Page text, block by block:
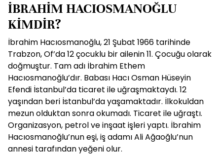
İBRAHİM HACIOSMANOĞLU
KİMDİR?
İbrahim Hacıosmanoğlu, 21 Şubat 1966 tarihinde
Trabzon, Of’da 12 çocuklu bir ailenin 11. Çocuğu olarak
doğmuştur. Tam adı İbrahim Ethem
Hacıosmanoğlu’dır. Babası Hacı Osman Hüseyin
Efendi İstanbul’da ticaret ile uğraşmaktaydı. 12
yaşından beri İstanbul’da yaşamaktadır. İlkokuldan
mezun olduktan sonra okumadı. Ticaret ile uğraştı.
Organizasyon, petrol ve inşaat işleri yaptı. İbrahim
Hacıosmanoğlu’nun eşi, iş adamı Ali Ağaoğlu’nun
annesi tarafından yeğeni olur.